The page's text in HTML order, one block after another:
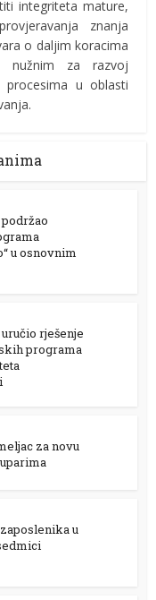
integriteta mature,
znanja
o daljim koracima
nužnim za razvoj
procesima u oblasti
u osnovnim
rješenje
programa
za novu
u